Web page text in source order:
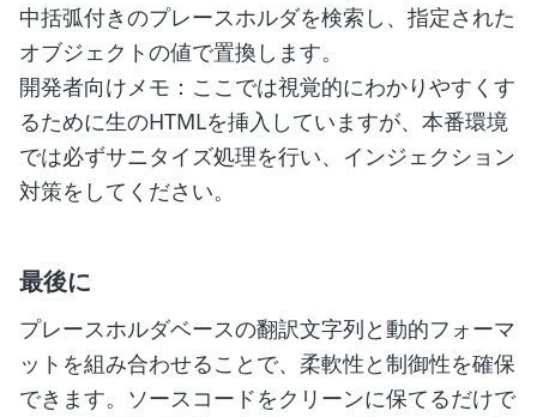
中括弧付きのプレースホルダを検索し、指定された
オブジェクトの値で置換します。
開発者向けメモ：ここでは視覚的にわかりやすくす
るために生のHTMLを挿入していますが、本番環境
では必ずサニタイズ処理を行い、インジェクション
対策をしてください。
最後に
プレースホルダベースの翻訳文字列と動的フォーマ
ットを組み合わせることで、柔軟性と制御性を確保
できます。ソースコードをクリーンに保てるだけで